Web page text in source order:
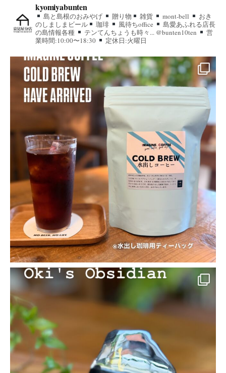
kyomiyabunten
島と島根のおみやげ 贈り物 雑貨 mont-bell
おき
のしましまビール
珈琲 風待ちoffice
島愛あふれる店長
の島情報各種
テンてんちょうも時々... @bunten10ten
営
業時間:10:00〜18:30
定休日:火曜日